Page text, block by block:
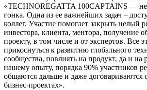
«TECHNOREGATTA 100CAPTAINS — не
гонка. Одна из ее важнейших задач –
коллег. Участие помогает закрыть целый
инвестора, клиента, ментора, получение
проекту, в том числе и от экспертов. Все
прикоснуться к развитию глобального
сообщества, повлиять на продукт, да и
нашему опыту, порядка 90% участников
общаются дальше и даже договариваются
бизнес-проектах».